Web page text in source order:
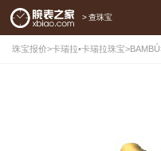
> 查珠宝
珠宝报价>卡瑞拉•卡瑞拉珠宝>BAMBÚ